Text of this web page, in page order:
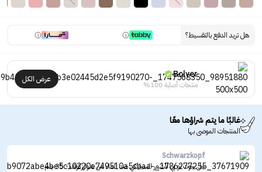
هل تريد الدفع بالتقسيط؟
Bolver
منتجات أصلية 100%
عرض الكل
غالبًا ما يتم شراؤها معًا
المنتجات الموصى بها
Schwarzkopf
جل جوت تو بي للشعر السبايكي ضد الماء من شوارزكوف - 35 جم